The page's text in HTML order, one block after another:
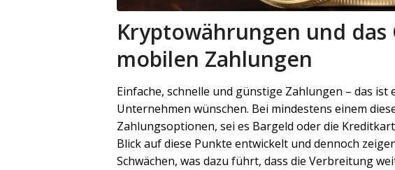
Kryptowährungen und das
mobilen Zahlungen
Einfache, schnelle und günstige Zahlungen – das ist
Unternehmen wünschen. Bei mindestens einem
Zahlungsoptionen, sei es Bargeld oder die
Blick auf diese Punkte entwickelt und dennoch
Schwächen, was dazu führt, dass die Verbreitung